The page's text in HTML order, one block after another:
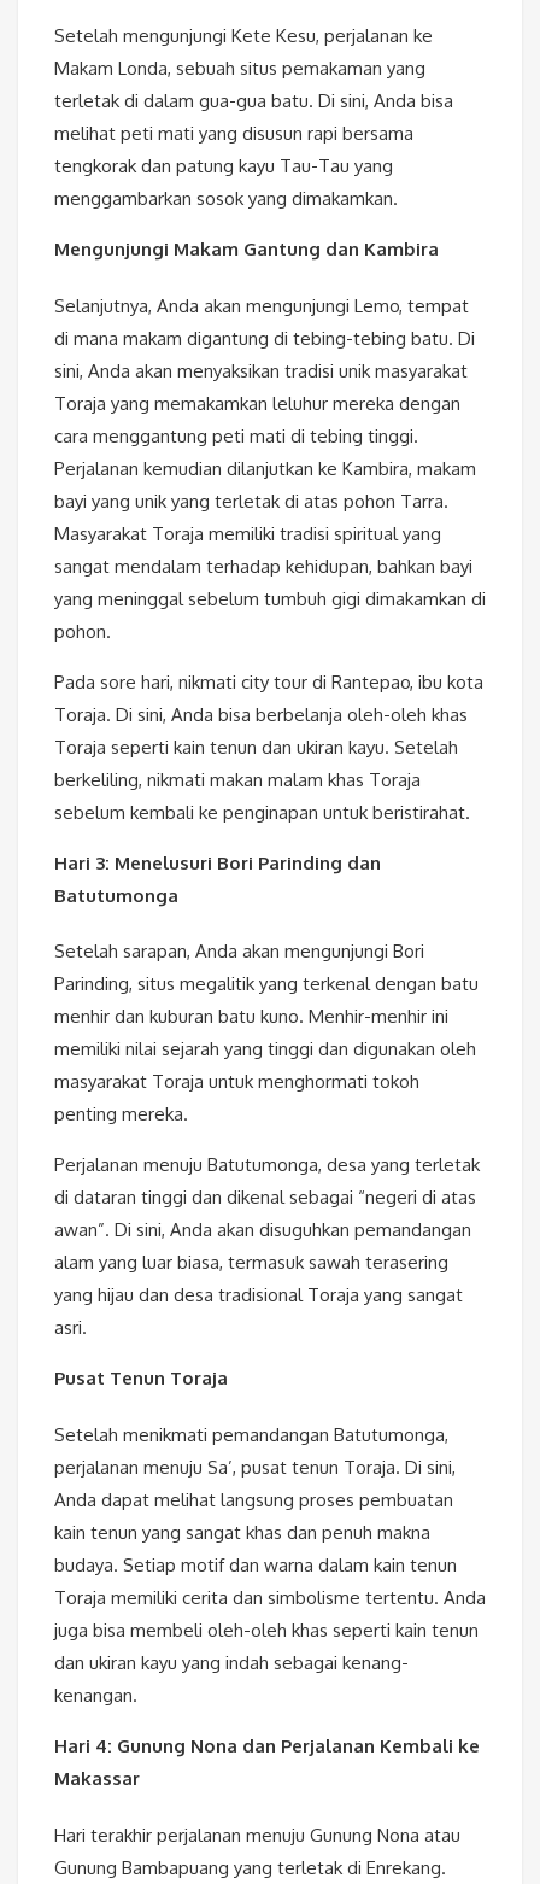
Setelah mengunjungi Kete Kesu, perjalanan ke
Makam Londa, sebuah situs pemakaman yang
terletak di dalam gua-gua batu. Di sini, Anda bisa
melihat peti mati yang disusun rapi bersama
tengkorak dan patung kayu Tau-Tau yang
menggambarkan sosok yang dimakamkan.
Mengunjungi Makam Gantung dan Kambira
Selanjutnya, Anda akan mengunjungi Lemo, tempat
di mana makam digantung di tebing-tebing batu. Di
sini, Anda akan menyaksikan tradisi unik masyarakat
Toraja yang memakamkan leluhur mereka dengan
cara menggantung peti mati di tebing tinggi.
Perjalanan kemudian dilanjutkan ke Kambira, makam
bayi yang unik yang terletak di atas pohon Tarra.
Masyarakat Toraja memiliki tradisi spiritual yang
sangat mendalam terhadap kehidupan, bahkan bayi
yang meninggal sebelum tumbuh gigi dimakamkan di
pohon.
Pada sore hari, nikmati city tour di Rantepao, ibu kota
Toraja. Di sini, Anda bisa berbelanja oleh-oleh khas
Toraja seperti kain tenun dan ukiran kayu. Setelah
berkeliling, nikmati makan malam khas Toraja
sebelum kembali ke penginapan untuk beristirahat.
Hari 3: Menelusuri Bori Parinding dan
Batutumonga
Setelah sarapan, Anda akan mengunjungi Bori
Parinding, situs megalitik yang terkenal dengan batu
menhir dan kuburan batu kuno. Menhir-menhir ini
memiliki nilai sejarah yang tinggi dan digunakan oleh
masyarakat Toraja untuk menghormati tokoh
penting mereka.
Perjalanan menuju Batutumonga, desa yang terletak
di dataran tinggi dan dikenal sebagai “negeri di atas
awan”. Di sini, Anda akan disuguhkan pemandangan
alam yang luar biasa, termasuk sawah terasering
yang hijau dan desa tradisional Toraja yang sangat
asri.
Pusat Tenun Toraja
Setelah menikmati pemandangan Batutumonga,
perjalanan menuju Sa’, pusat tenun Toraja. Di sini,
Anda dapat melihat langsung proses pembuatan
kain tenun yang sangat khas dan penuh makna
budaya. Setiap motif dan warna dalam kain tenun
Toraja memiliki cerita dan simbolisme tertentu. Anda
juga bisa membeli oleh-oleh khas seperti kain tenun
dan ukiran kayu yang indah sebagai kenang-
kenangan.
Hari 4: Gunung Nona dan Perjalanan Kembali ke
Makassar
Hari terakhir perjalanan menuju Gunung Nona atau
Gunung Bambapuang yang terletak di Enrekang.